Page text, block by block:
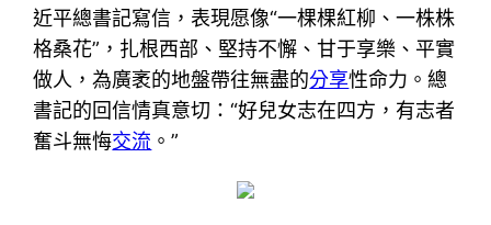
近平總書記寫信，表現愿像“一棵棵紅柳、一株株
格桑花”，扎根西部、堅持不懈、甘于享樂、平實
做人，為廣袤的地盤帶往無盡的分享性命力。總
書記的回信情真意切：“好兒女志在四方，有志者
奮斗無悔交流 。”